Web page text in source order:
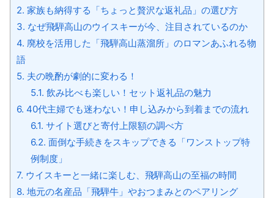
2. 家族も納得する「ちょっと贅沢な返礼品」の選び方
3. なぜ飛騨高山のウイスキーが今、注目されているのか
4. 廃校を活用した「飛騨高山蒸溜所」のロマンあふれる物
語
5. 夫の晩酌が劇的に変わる！
5.1. 飲み比べも楽しい！セット返礼品の魅力
6. 40代主婦でも迷わない！申し込みから到着までの流れ
6.1. サイト選びと寄付上限額の調べ方
6.2. 面倒な手続きをスキップできる「ワンストップ特
例制度」
7. ウイスキーと一緒に楽しむ、飛騨高山の至福の時間
8. 地元の名産品「飛騨牛」やおつまみとのペアリング